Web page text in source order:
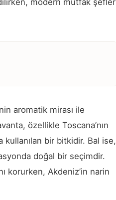
modern mutfak şefler
aromatik mirası ile
özellikle Toscana’nın
bir bitkidir. Bal ise,
doğal bir seçimdir.
korurken, Akdeniz’in narin